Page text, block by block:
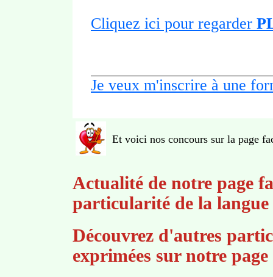
Cliquez ici pour regarder
Je veux m'inscrire à une
Et voici nos concours sur la page
Actualité de notre page
particularité de la langue
Découvrez d'autres
exprimées sur notre